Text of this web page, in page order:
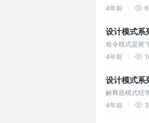
定步骤。
4年前
设计模式
命令模式是将
4年前
设计模式
解释器模式经
器，同时实现
4年前